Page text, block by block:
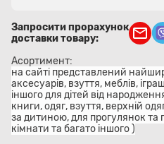
Запросити прорахунок
доставки товару:
Асортимент:
на сайті представлений
аксесуарів, взуття, меблів,
іншого для дітей від
книги, одяг, взуття, верхній
за дитиною, для прогулянок та
кімнати та багато іншого )